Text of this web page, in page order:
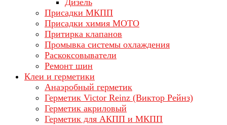
Дизель
Присадки МКПП
Присадки химия МОТО
Притирка клапанов
Промывка системы охлаждения
Раскоксовыватели
Ремонт шин
Клеи и герметики
Анаэробный герметик
Герметик Victor Reinz (Виктор Рейнз)
Герметик акриловый
Герметик для АКПП и МКПП